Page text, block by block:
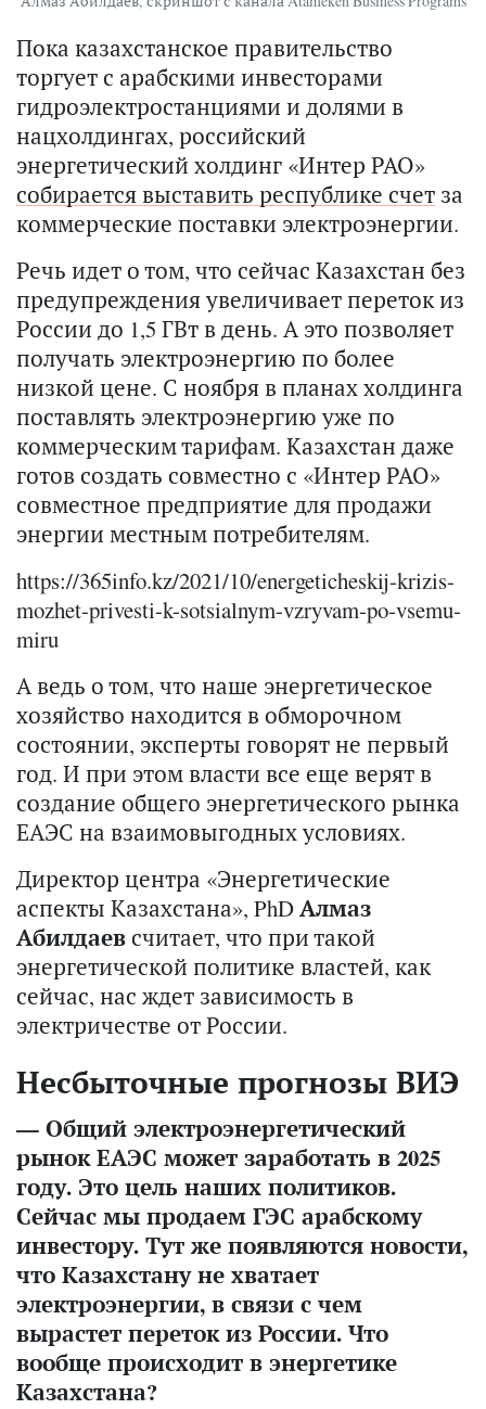
Пока казахстанское правительство
торгует с арабскими инвесторами
гидроэлектростанциями и долями в
нацхолдингах, российский
энергетический холдинг «Интер РАО»
собирается выставить республике счет за
коммерческие поставки электроэнергии.
Речь идет о том, что сейчас Казахстан без
предупреждения увеличивает переток из
России до 1,5 ГВт в день. А это позволяет
получать электроэнергию по более
низкой цене. С ноября в планах холдинга
поставлять электроэнергию уже по
коммерческим тарифам. Казахстан даже
готов создать совместно с «Интер РАО»
совместное предприятие для продажи
энергии местным потребителям.
https://365info.kz/2021/10/energeticheskij-krizis-
mozhet-privesti-k-sotsialnym-vzryvam-po-vsemu-
miru
А ведь о том, что наше энергетическое
хозяйство находится в обморочном
состоянии, эксперты говорят не первый
год. И при этом власти все еще верят в
создание общего энергетического рынка
ЕАЭС на взаимовыгодных условиях.
Директор центра «Энергетические
аспекты Казахстана», PhDАлмаз
Абилдаевсчитает, что при такой
энергетической политике властей, как
сейчас, нас ждет зависимость в
электричестве от России.
Несбыточные прогнозы ВИЭ
— Общий электроэнергетический
рынок ЕАЭС может заработать в 2025
году. Это цель наших политиков.
Сейчас мы продаем ГЭС арабскому
инвестору. Тут же появляются новости,
что Казахстану не хватает
электроэнергии, в связи с чем
вырастет переток из России. Что
вообще происходит в энергетике
Казахстана?